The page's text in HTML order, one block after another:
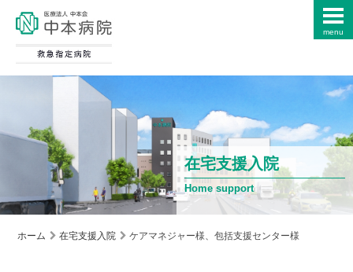
menu
在宅支援入院
Home support
ホーム 在宅支援入院 ケアマネジャー様、包括支援センター様